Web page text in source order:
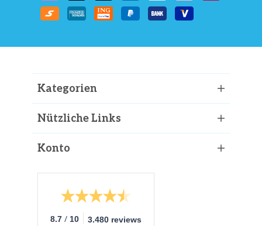
Kategorien
Nützliche Links
Konto
8.7 / 10 3.480 reviews